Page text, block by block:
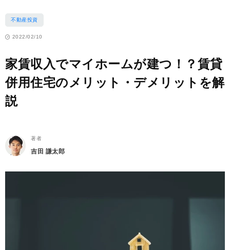
不動産投資
2022/02/10
家賃収入でマイホームが建つ！？賃貸
併用住宅のメリット・デメリットを解
説
著者
吉田 謙太郎